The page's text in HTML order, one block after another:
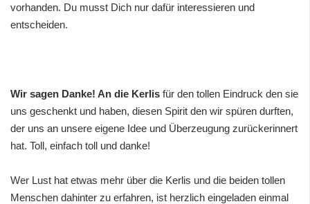
vorhanden. Du musst Dich nur dafür interessieren und
entscheiden.
Wir sagen Danke! An die Kerlis für den tollen Eindruck den sie
uns geschenkt und haben, diesen Spirit den wir spüren durften,
der uns an unsere eigene Idee und Überzeugung zurückerinnert
hat. Toll, einfach toll und danke!
Wer Lust hat etwas mehr über die Kerlis und die beiden tollen
Menschen dahinter zu erfahren, ist herzlich eingeladen einmal